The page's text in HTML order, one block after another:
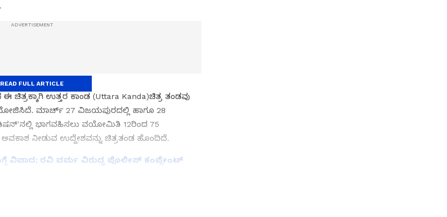
ಚಿತ್ರಕ್ಕಾಗಿ‌ ಉತ್ತರ ಕಾಂಡ (Uttara Kanda)ಚಿತ್ರ ತಂಡವು
ಮಾರ್ಚ್ 27 ವಿಜಯಪುರದಲ್ಲಿ‌ ಹಾಗೂ 28
ಭಾಗವಹಿಸಲು ವಯೋಮಿತಿ 12‌ರಿಂದ‌ 75
ಅವಕಾಶ ನೀಡುವ ಉದ್ದೇಶವನ್ನು ಚಿತ್ರ‌ತಂಡ ಹೊಂದಿದೆ.
ವಿವಾದ; ರವಿ ವರ್ಮ ವಿರುದ್ಧ ಪೊಲೀಸ್ ಕಂಪ್ಲೇಂಟ್
READ FULL ARTICLE